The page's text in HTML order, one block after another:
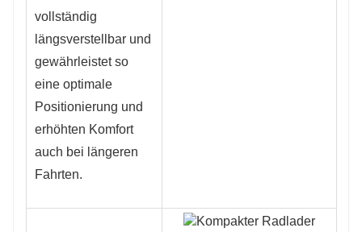
vollständig
längsverstellbar und
gewährleistet so
eine optimale
Positionierung und
erhöhten Komfort
auch bei längeren
Fahrten.